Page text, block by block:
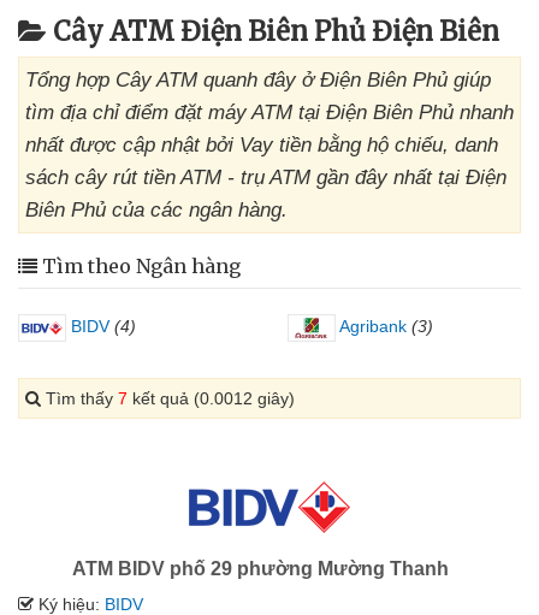
Cây ATM Điện Biên Phủ Điện Biên
Tổng hợp Cây ATM quanh đây ở Điện Biên Phủ giúp
tìm địa chỉ điểm đặt máy ATM tại Điện Biên Phủ nhanh
nhất được cập nhật bởi Vay tiền bằng hộ chiếu, danh
sách cây rút tiền ATM - trụ ATM gần đây nhất tại Điện
Biên Phủ của các ngân hàng.
Tìm theo Ngân hàng
BIDV (4) Agribank (3)
Tìm thấy 7 kết quả (0.0012 giây)
ATM BIDV phố 29 phường Mường Thanh
Ký hiệu: BIDV